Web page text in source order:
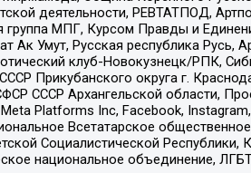
деятельности, РЕВТАТПОД,
МПГ, Курсом Правды и
Ак Умут, Русская республика
клуб-Новокузнецк/РПК,
Прикубанского округа г.
СССР Архангельской области,
Platforms Inc, Facebook,
Всетатарское
Социалистической
национальное объединение,